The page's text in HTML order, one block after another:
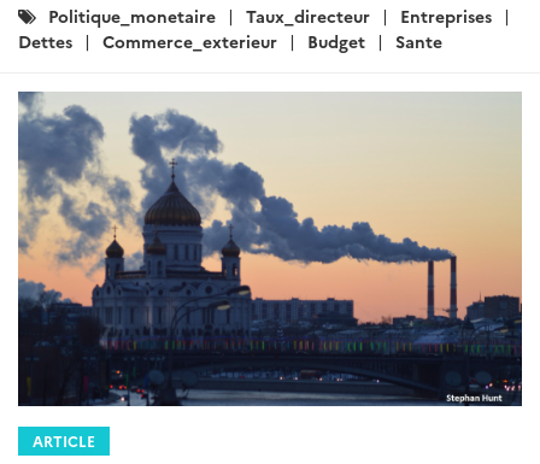
Catégories
:
Politique_monetaire Taux_directeur
Entreprises
Dettes
Commerce_exterieur Budget Sante
ARTICLE